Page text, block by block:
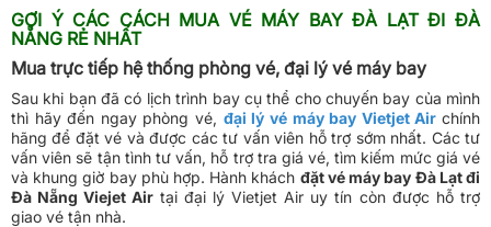
GỢI Ý CÁC CÁCH MUA VÉ MÁY BAY ĐÀ LẠT ĐI ĐÀ
NẴNG RẺ NHẤT
Mua trực tiếp hệ thống phòng vé, đại lý vé máy bay
Sau khi bạn đã có lịch trình bay cụ thể cho chuyến bay của mình
thì hãy đến ngay phòng vé, đại lý vé máy bay Vietjet Airchính
hãng để đặt vé và được các tư vấn viên hỗ trợ sớm nhất. Các tư
vấn viên sẽ tận tình tư vấn, hỗ trợ tra giá vé, tìm kiếm mức giá vé
và khung giờ bay phù hợp. Hành khách đặt vé máy bay Đà Lạt đi
Đà Nẵng Viejet Air tại đại lý Vietjet Air uy tín còn được hỗ trợ
giao vé tận nhà.